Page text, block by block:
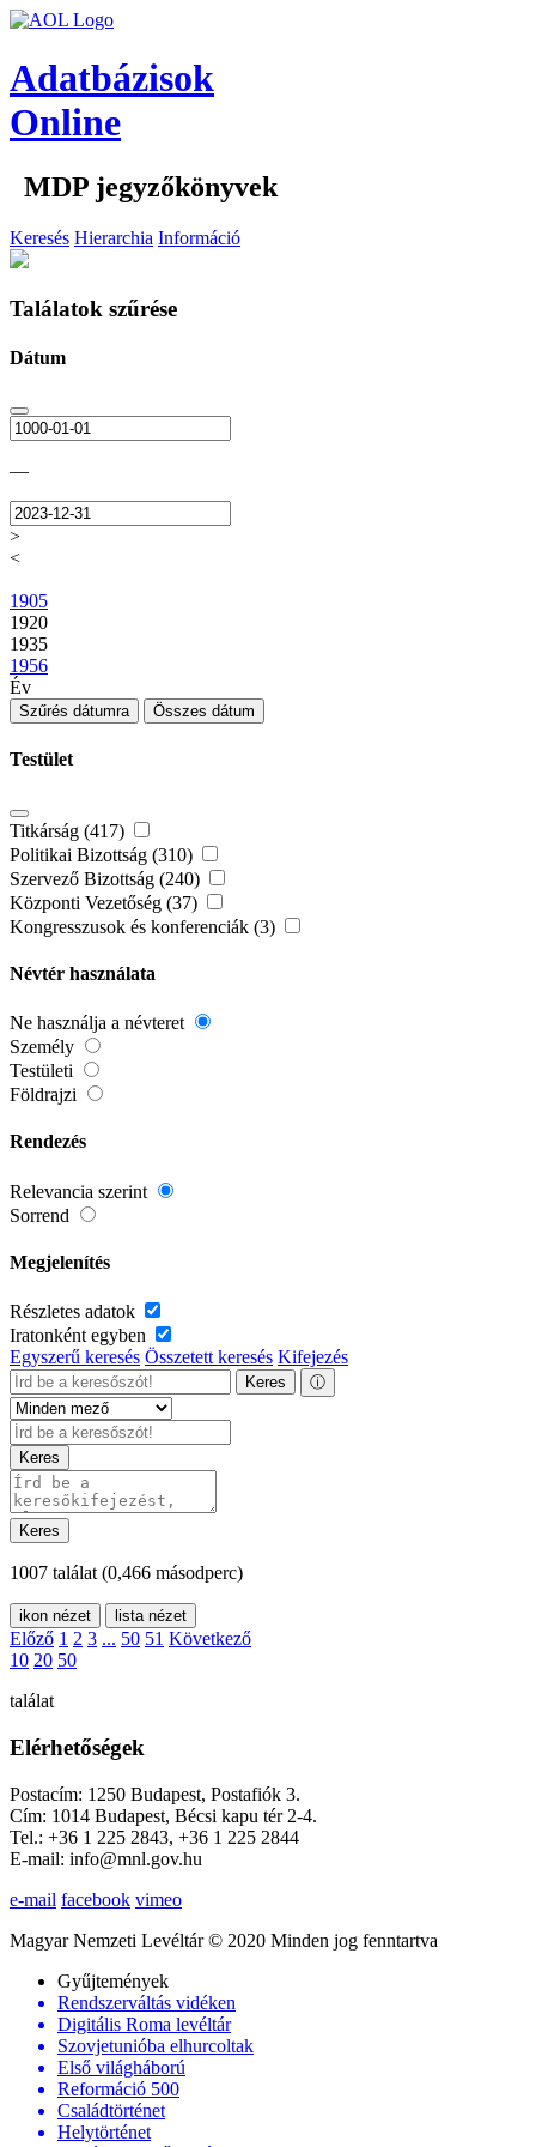
Adatbázisok
Online
MDP jegyzőkönyvek
Keresés Hierarchia Információ
Találatok szűrése
Dátum
—
>
<
1905
1920
1935
1956
Év
Szűrés dátumra Összes dátum
Testület
Titkárság (417)
Politikai Bizottság (310)
Szervező Bizottság (240)
Központi Vezetőség (37)
Kongresszusok és konferenciák (3)
Névtér használata
Ne használja a névteret
Személy
Testületi
Földrajzi
Rendezés
Relevancia szerint
Sorrend
Megjelenítés
Részletes adatok
Iratonként egyben
Egyszerű keresés Összetett keresés Kifejezés
Keres ⓘ
Keres
Keres
1007 találat (0,466 másodperc)
ikon nézet lista nézet
Előző 1 2 3 ... 50 51 Következő
10 20 50
találat
Elérhetőségek
Postacím: 1250 Budapest, Postafiók 3.
Cím: 1014 Budapest, Bécsi kapu tér 2-4.
Tel.: +36 1 225 2843, +36 1 225 2844
E-mail: info@mnl.gov.hu
e-mail facebook vimeo
Magyar Nemzeti Levéltár © 2020 Minden jog fenntartva
Gyűjtemények
Rendszerváltás vidéken
Digitális Roma levéltár
Szovjetunióba elhurcoltak
Első világháború
Reformáció 500
Családtörténet
Helytörténet